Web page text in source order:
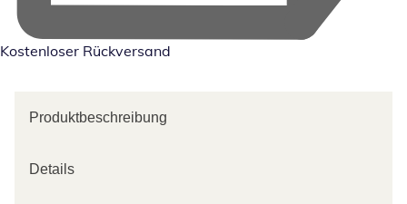
Kostenloser Rückversand
Produktbeschreibung
Details